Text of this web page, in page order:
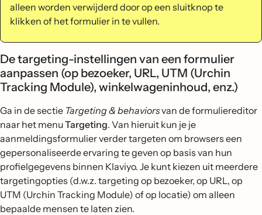
alleen worden verwijderd door op een sluitknop te
klikken of het formulier in te vullen.
De targeting-instellingen van een formulier
aanpassen (op bezoeker, URL, UTM (Urchin
Tracking Module), winkelwageninhoud, enz.)
Ga in de sectie Targeting & behaviorsvan de formuliereditor
naar het menuTargeting. Van hieruit kun je je
aanmeldingsformulier verder targeten om browsers een
gepersonaliseerde ervaring te geven op basis van hun
profielgegevens binnen Klaviyo. Je kunt kiezen uit meerdere
targetingopties (d.w.z. targeting op bezoeker, op URL, op
UTM (Urchin Tracking Module) of op locatie) om alleen
bepaalde mensen te laten zien.